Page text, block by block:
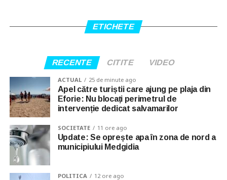
ETICHETE
RECENTE CITITE VIDEO
ACTUAL 25 de minute ago
Apel către turiștii care ajung pe plaja din
Eforie: Nu blocați perimetrul de
intervenție dedicat salvamarilor
SOCIETATE 11 ore ago
Update: Se oprește apa în zona de nord a
municipiului Medgidia
POLITICA 12 ore ago